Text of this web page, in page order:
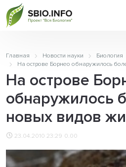
Главная Новости науки
Биология
На острове Борнео обнаружилось
На острове
обнаружилось
новых видов
23.04.2010 23:29 0.00